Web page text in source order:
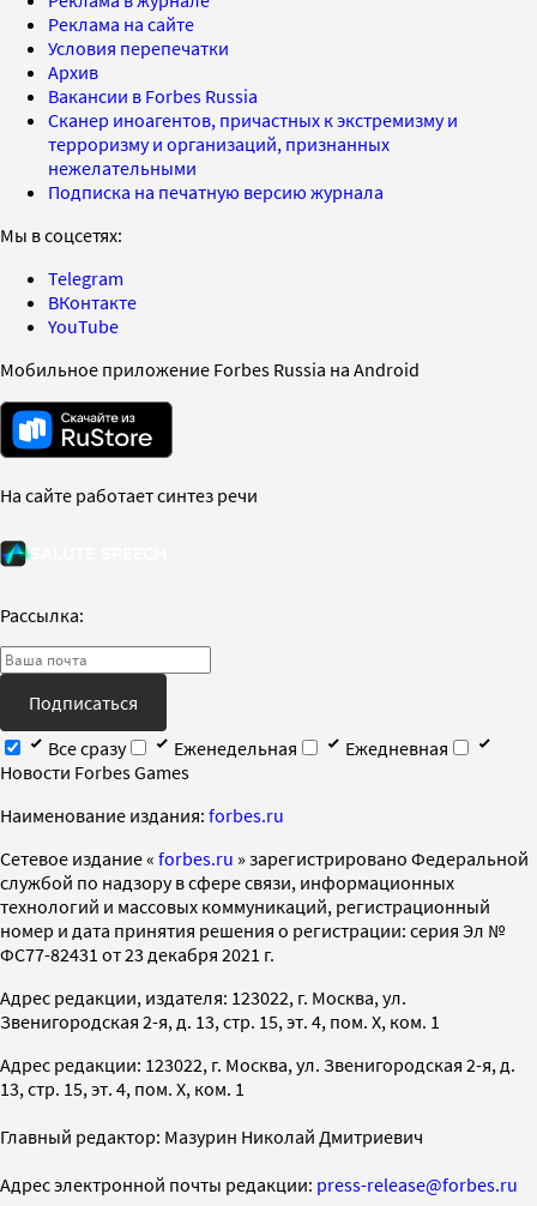
Реклама на сайте
Условия перепечатки
Архив
Вакансии в Forbes Russia
Сканер иноагентов, причастных к экстремизму и
терроризму и организаций, признанных
нежелательными
Подписка на печатную версию журнала
Мы в соцсетях:
Telegram
ВКонтакте
YouTube
Мобильное приложение Forbes Russia на Android
На сайте работает синтез речи
Рассылка:
Подписаться
Все сразу
Еженедельная
Ежедневная
Новости Forbes Games
Наименование издания: forbes.ru
Cетевое издание « forbes.ru » зарегистрировано Федеральной
службой по надзору в сфере связи, информационных
технологий и массовых коммуникаций, регистрационный
номер и дата принятия решения о регистрации: серия Эл №
ФС77-82431 от 23 декабря 2021 г.
Адрес редакции, издателя: 123022, г. Москва, ул.
Звенигородская 2-я, д. 13, стр. 15, эт. 4, пом. X, ком. 1
Адрес редакции: 123022, г. Москва, ул. Звенигородская 2-я, д.
13, стр. 15, эт. 4, пом. X, ком. 1
Главный редактор: Мазурин Николай Дмитриевич
Адрес электронной почты редакции: press-release@forbes.ru